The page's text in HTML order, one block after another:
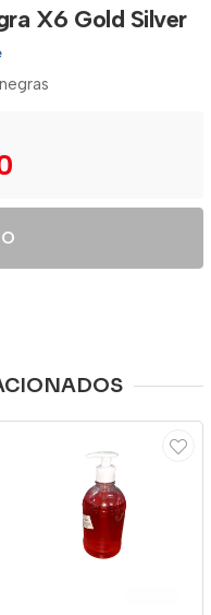
X6 Gold Silver